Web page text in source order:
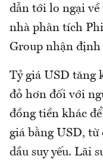
dẫn tới lo ngại về
nhà phân tích
Group nhận định
Tỷ giá USD tăng
đỏ hơn đối với
đồng tiền khác
giá bằng USD,
dầu suy yếu. Lãi